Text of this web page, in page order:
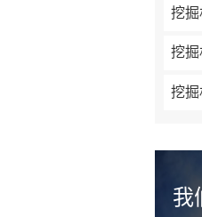
挖
挖
挖
我